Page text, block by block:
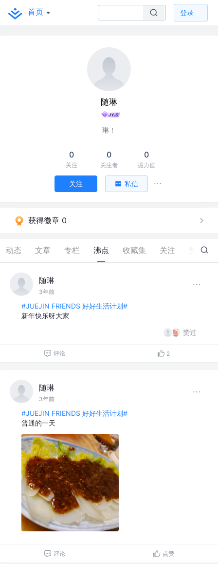
首页 登录
随琳
琳！
0
关注
0
关注者
0
掘力值
关注 私信
获得徽章 0
动态 文章 专栏 沸点 收藏集 关注 0
随琳
3年前
#JUEJIN FRIENDS 好好生活计划#
新年快乐呀大家
赞过
评论 2
随琳
3年前
#JUEJIN FRIENDS 好好生活计划#
普通的一天
评论 点赞